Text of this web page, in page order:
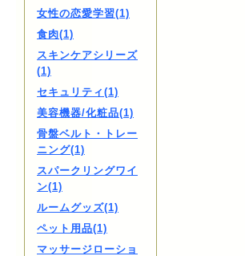
女性の恋愛学習(1)
食肉(1)
スキンケアシリーズ
(1)
セキュリティ(1)
美容機器/化粧品(1)
骨盤ベルト・トレー
ニング(1)
スパークリングワイ
ン(1)
ルームグッズ(1)
ペット用品(1)
マッサージローショ